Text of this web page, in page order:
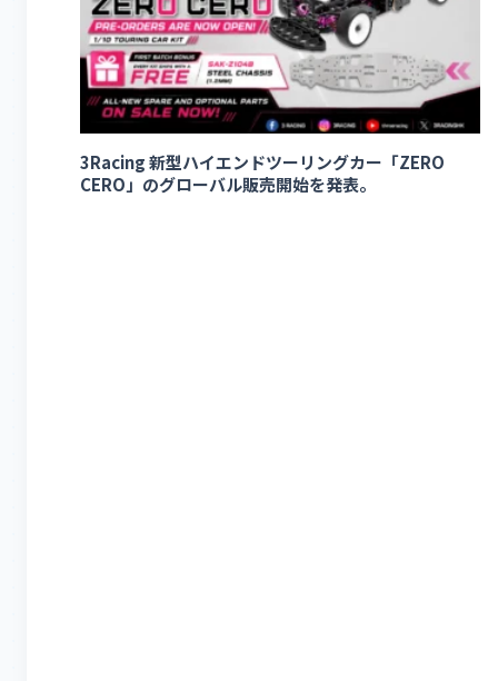
3Racing 新型ハイエンドツーリングカー「ZERO
CERO」のグローバル販売開始を発表。